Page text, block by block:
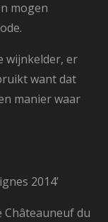
mogen
wijnkelder, er
want dat
manier waar
2014’
Châteauneuf du